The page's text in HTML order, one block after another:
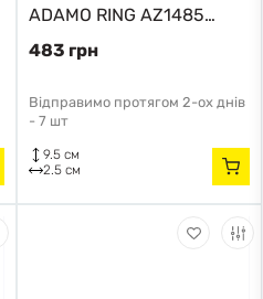
ADAMO RING AZ1485
Azzardo
483 грн
Відправимо протягом 2-ох днів
- 7 шт
9.5 см
2.5 см